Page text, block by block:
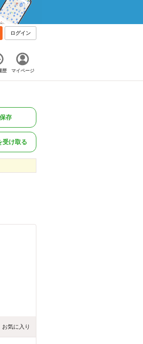
ログイン
歴 マイページ
存
受け取る
お気に入り